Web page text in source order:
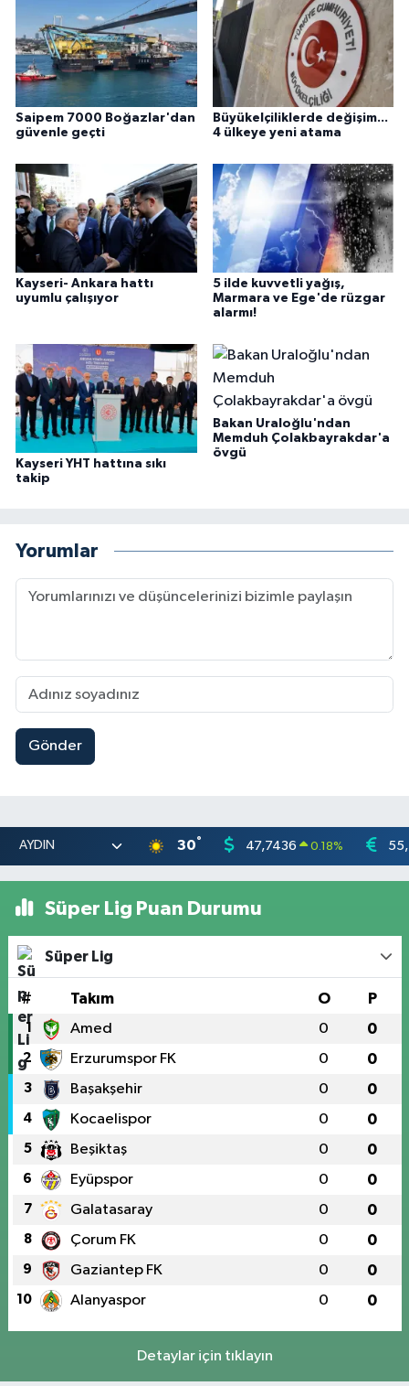
Saipem 7000 Boğazlar'dan
güvenle geçti
Büyükelçiliklerde değişim...
4 ülkeye yeni atama
Kayseri- Ankara hattı
uyumlu çalışıyor
5 ilde kuvvetli yağış,
Marmara ve Ege'de rüzgar
alarmı!
Kayseri YHT hattına sıkı
takip
Bakan Uraloğlu'ndan
Memduh Çolakbayrakdar'a
övgü
Yorumlar
Gönder
30° 47,7436 0.18%
Süper Lig Puan Durumu
Süper Lig
# Takım O P
1 Amed 0 0
2 Erzurumspor FK 0 0
3 Başakşehir 0 0
4 Kocaelispor 0 0
5 Beşiktaş 0 0
6 Eyüpspor 0 0
7 Galatasaray 0 0
8 Çorum FK 0 0
9 Gaziantep FK 0 0
10 Alanyaspor 0 0
Detaylar için tıklayın